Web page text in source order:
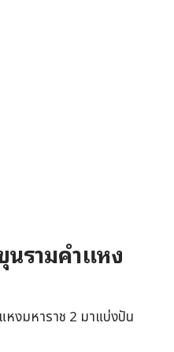
นรามคำแหง
หงมหาราช 2 มาแบ่งปัน